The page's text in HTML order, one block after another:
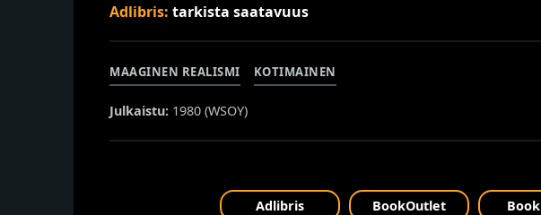
Adlibris: tarkista saatavuus
MAAGINEN REALISMI KOTIMAINEN
Julkaistu: 1980 (WSOY)
Adlibris BookOutlet